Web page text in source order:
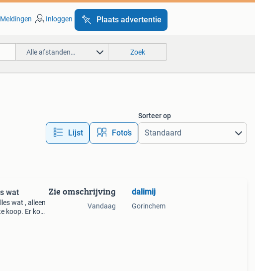
Meldingen Inloggen Plaats advertentie
Alle afstanden… Zoek
Lijst Foto’s
Sorteer op
wat
wat , alleen
koop. Er komt
Zie omschrijving
Vandaag
dalimij
Gorinchem